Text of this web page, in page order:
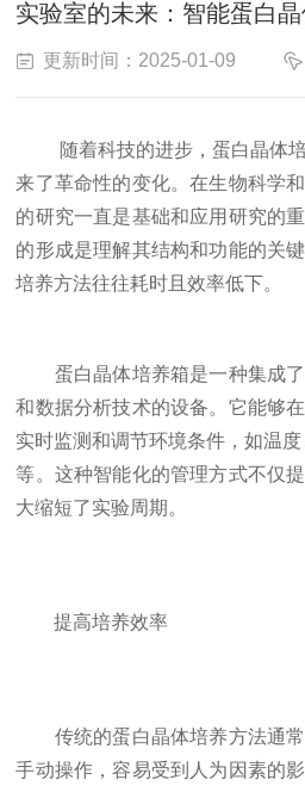
实验室的未来：智能蛋白
更新时间：2025-01-09
随着科技的进步，蛋白晶体培
来了革命性的变化。在生物科学
的研究一直是基础和应用研究的
的形成是理解其结构和功能的关
培养方法往往耗时且效率低下。
蛋白晶体培养箱是一种集成了
和数据分析技术的设备。它能够
实时监测和调节环境条件，如温
等。这种智能化的管理方式不仅
大缩短了实验周期。
提高培养效率
传统的蛋白晶体培养方法通常
手动操作，容易受到人为因素的